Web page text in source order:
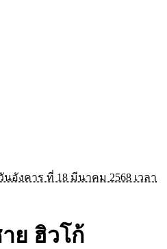
นอังคาร ที่ 18 มีนาคม 2568 เวลา
ย ฮิวโก้